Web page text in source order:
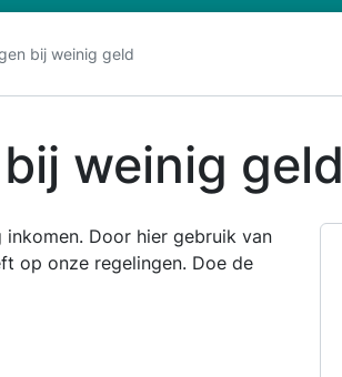
bij weinig geld
weinig geld
Door hier gebruik van
op onze regelingen. Doe de